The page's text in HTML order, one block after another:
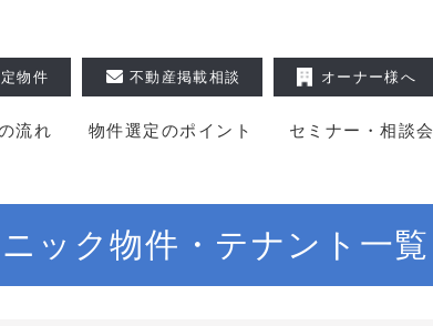
流れ 物件選定のポイント セミナー・相談会
物件 不動産掲載相談 オーナー様へ
ック物件・テナント一覧